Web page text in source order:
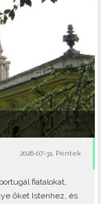
2026-07-31, Péntek
fiatalokat,
őket Istenhez, és